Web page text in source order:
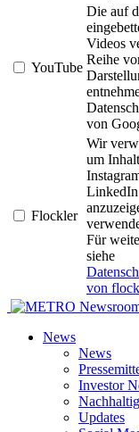
YouTube
Die auf
Videos
Reihe
von
Flockler
Wir
um
Für
siehe
von
News
News
Investor
Updates